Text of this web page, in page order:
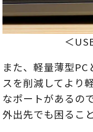
＜
また、軽量薄型
スを削減してより
なポートがあるの
外出先でも困るこ